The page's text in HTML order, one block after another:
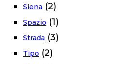
Siena (2)
Spazio (1)
Strada (3)
Tipo (2)